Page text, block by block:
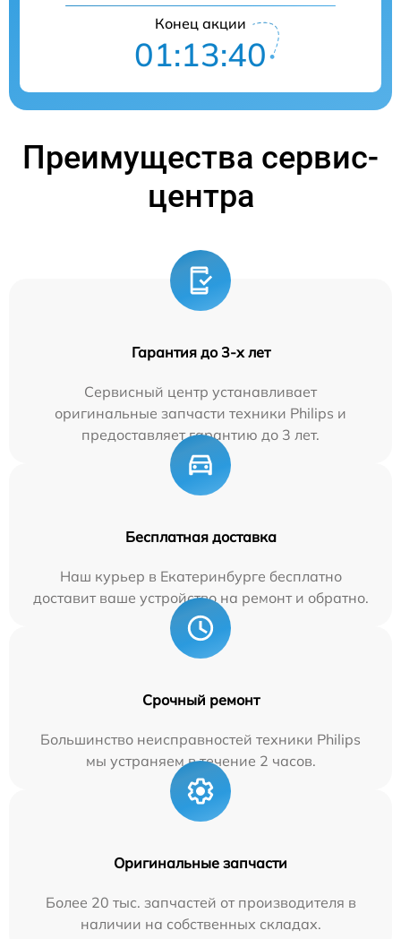
Конец акции
01:13:39
Преимущества сервис-
центра
Гарантия до 3-х лет
Сервисный центр устанавливает
оригинальные запчасти техники Philips и
предоставляет гарантию до 3 лет.
Бесплатная доставка
Наш курьер в Екатеринбурге бесплатно
доставит ваше устройство на ремонт и обратно.
Срочный ремонт
Большинство неисправностей техники Philips
мы устраняем в течение 2 часов.
Оригинальные запчасти
Более 20 тыс. запчастей от производителя в
наличии на собственных складах.